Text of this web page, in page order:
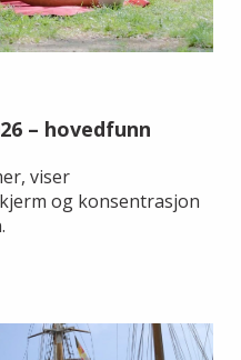
– hovedfunn
viser
og konsentrasjon